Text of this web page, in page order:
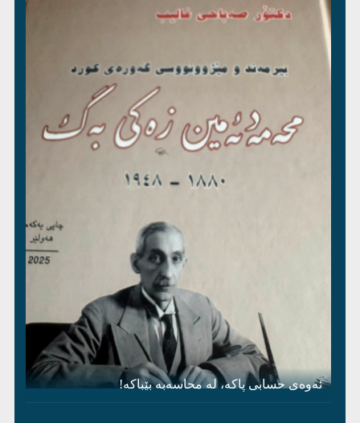
ئەوەی حسابی پاکە، لە محاسەبە بێباکە!